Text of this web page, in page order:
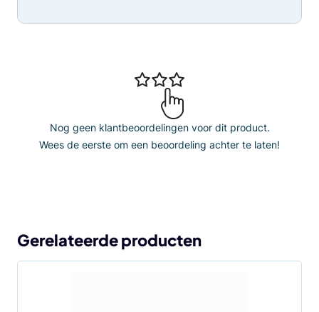
Nog geen klantbeoordelingen voor dit product.
Wees de eerste om een beoordeling achter te laten!
Gerelateerde producten